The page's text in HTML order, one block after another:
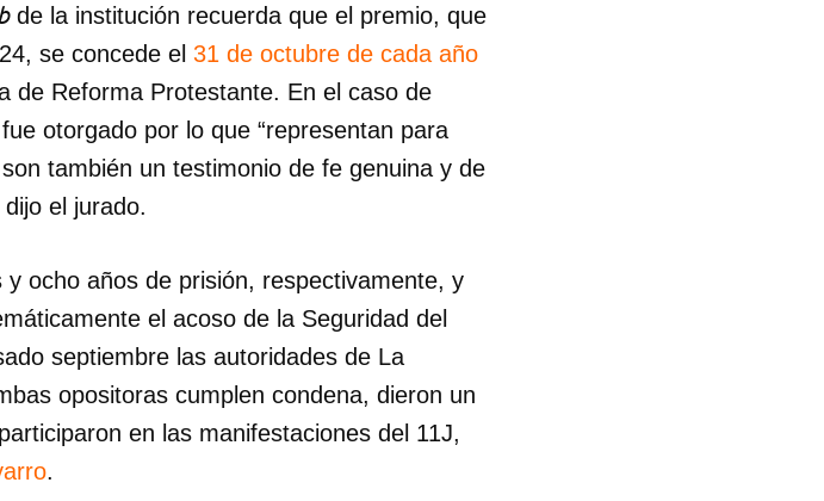
de la institución recuerda que el premio, que
se concede el 31 de octubre de cada año
de Reforma Protestante. En el caso de
otorgado por lo que “representan para
también un testimonio de fe genuina y de
el jurado.
ocho años de prisión, respectivamente, y
el acoso de la Seguridad del
septiembre las autoridades de La
opositoras cumplen condena, dieron un
en las manifestaciones del 11J,
.